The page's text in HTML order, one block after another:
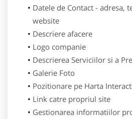
Datele de Contact - adresa,
website
Descriere afacere
Logo companie
Descrierea Serviciilor si a
Galerie Foto
Pozitionare pe Harta
Link catre propriul site
Gestionarea informatiilor